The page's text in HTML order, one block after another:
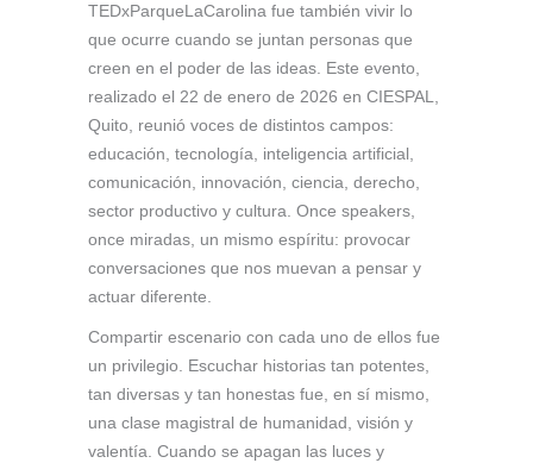
TEDxParqueLaCarolina fue también vivir lo
que ocurre cuando se juntan personas que
creen en el poder de las ideas. Este evento,
realizado el 22 de enero de 2026 en CIESPAL,
Quito, reunió voces de distintos campos:
educación, tecnología, inteligencia artificial,
comunicación, innovación, ciencia, derecho,
sector productivo y cultura. Once speakers,
once miradas, un mismo espíritu: provocar
conversaciones que nos muevan a pensar y
actuar diferente.
Compartir escenario con cada uno de ellos fue
un privilegio. Escuchar historias tan potentes,
tan diversas y tan honestas fue, en sí mismo,
una clase magistral de humanidad, visión y
valentía. Cuando se apagan las luces y